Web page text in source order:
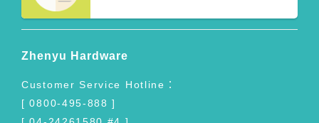
Zhenyu Hardware
Customer Service Hotline：
[ 0800-495-888 ]